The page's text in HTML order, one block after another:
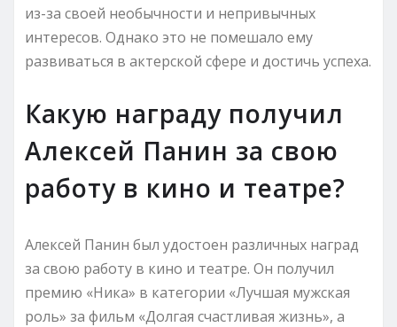
из-за своей необычности и непривычных
интересов. Однако это не помешало ему
развиваться в актерской сфере и достичь успеха.
Какую награду получил
Алексей Панин за свою
работу в кино и театре?
Алексей Панин был удостоен различных наград
за свою работу в кино и театре. Он получил
премию «Ника» в категории «Лучшая мужская
роль» за фильм «Долгая счастливая жизнь», а